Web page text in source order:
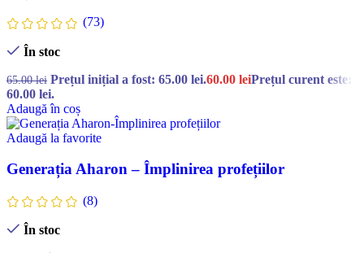
(73)
În stoc
65.00lei Prețul inițial a fost: 65.00 lei.60.00 leiPrețul curent este:
60.00 lei.
Adaugă în coș
Adaugă la favorite
Generația Aharon – Împlinirea profețiilor
(8)
În stoc